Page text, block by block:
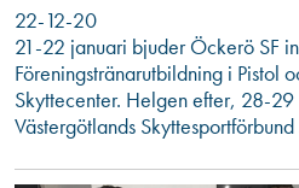
22-12-20
21-22 januari bjuder Öckerö SF
Föreningstränarutbildning i Pistol
Skyttecenter. Helgen efter, 28-
Västergötlands